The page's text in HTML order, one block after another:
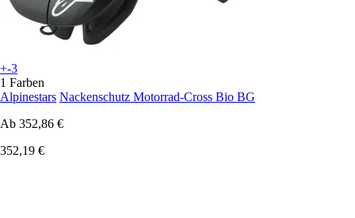
+-3
1 Farben
Alpinestars Nackenschutz Motorrad-Cross Bio BG
Ab 352,86 €
352,19 €